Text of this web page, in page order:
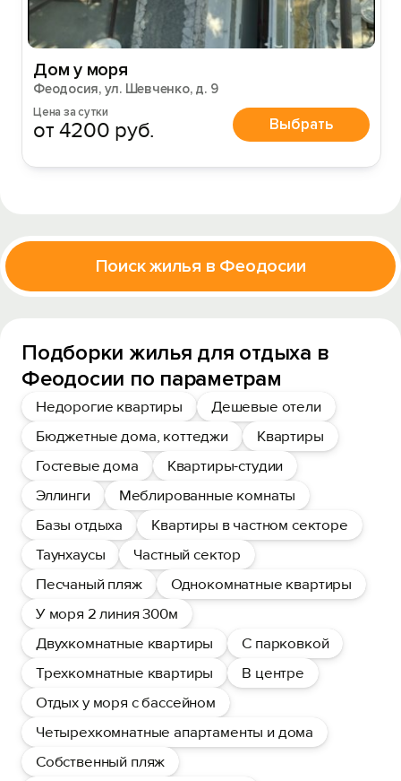
Дом у моря
Феодосия, ул. Шевченко, д. 9
Цена за сутки
от 4200 руб. Выбрать
Поиск жилья в Феодосии
Подборки жилья для отдыха в
Феодосии по параметрам
Недорогие квартиры
Дешевые отели
Бюджетные дома, коттеджи
Квартиры
Гостевые дома
Квартиры-студии
Эллинги
Меблированные комнаты
Базы отдыха
Квартиры в частном секторе
Таунхаусы
Частный сектор
Песчаный пляж
Однокомнатные квартиры
У моря 2 линия 300м
Двухкомнатные квартиры
С парковкой
Трехкомнатные квартиры
В центре
Отдых у моря с бассейном
Четырехкомнатные апартаменты и дома
Собственный пляж